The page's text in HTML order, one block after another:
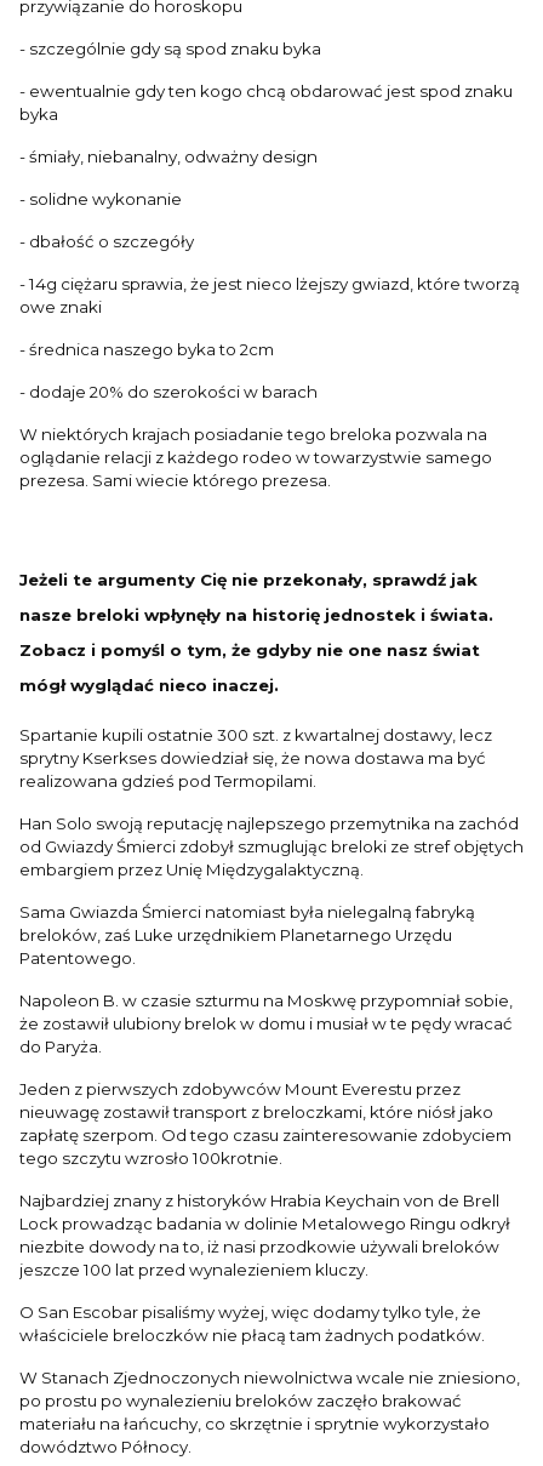
przywiązanie do horoskopu
- szczególnie gdy są spod znaku byka
- ewentualnie gdy ten kogo chcą obdarować jest spod znaku
byka
- śmiały, niebanalny, odważny design
- solidne wykonanie
- dbałość o szczegóły
- 14g ciężaru sprawia, że jest nieco lżejszy gwiazd, które tworzą
owe znaki
- średnica naszego byka to 2cm
- dodaje 20% do szerokości w barach
W niektórych krajach posiadanie tego breloka pozwala na
oglądanie relacji z każdego rodeo w towarzystwie samego
prezesa. Sami wiecie którego prezesa.
Jeżeli te argumenty Cię nie przekonały, sprawdź jak
nasze breloki wpłynęły na historię jednostek i świata.
Zobacz i pomyśl o tym, że gdyby nie one nasz świat
mógł wyglądać nieco inaczej.
Spartanie kupili ostatnie 300 szt. z kwartalnej dostawy, lecz
sprytny Kserkses dowiedział się, że nowa dostawa ma być
realizowana gdzieś pod Termopilami.
Han Solo swoją reputację najlepszego przemytnika na zachód
od Gwiazdy Śmierci zdobył szmuglując breloki ze stref objętych
embargiem przez Unię Międzygalaktyczną.
Sama Gwiazda Śmierci natomiast była nielegalną fabryką
breloków, zaś Luke urzędnikiem Planetarnego Urzędu
Patentowego.
Napoleon B. w czasie szturmu na Moskwę przypomniał sobie,
że zostawił ulubiony brelok w domu i musiał w te pędy wracać
do Paryża.
Jeden z pierwszych zdobywców Mount Everestu przez
nieuwagę zostawił transport z breloczkami, które niósł jako
zapłatę szerpom. Od tego czasu zainteresowanie zdobyciem
tego szczytu wzrosło 100krotnie.
Najbardziej znany z historyków Hrabia Keychain von de Brell
Lock prowadząc badania w dolinie Metalowego Ringu odkrył
niezbite dowody na to, iż nasi przodkowie używali breloków
jeszcze 100 lat przed wynalezieniem kluczy.
O San Escobar pisaliśmy wyżej, więc dodamy tylko tyle, że
właściciele breloczków nie płacą tam żadnych podatków.
W Stanach Zjednoczonych niewolnictwa wcale nie zniesiono,
po prostu po wynalezieniu breloków zaczęło brakować
materiału na łańcuchy, co skrzętnie i sprytnie wykorzystało
dowództwo Północy.